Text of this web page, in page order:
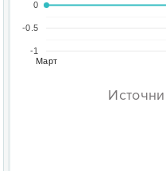
Март
-1
-0.5
0